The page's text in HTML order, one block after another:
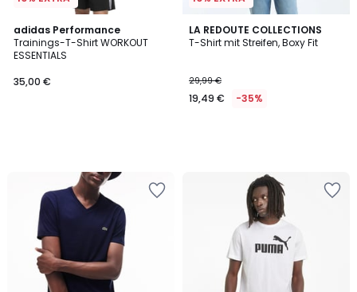
adidas Performance
Trainings-T-Shirt WORKOUT
ESSENTIALS
35,00 €
LA REDOUTE COLLECTIONS
T-Shirt mit Streifen, Boxy Fit
29,99 €
19,49 € -35%